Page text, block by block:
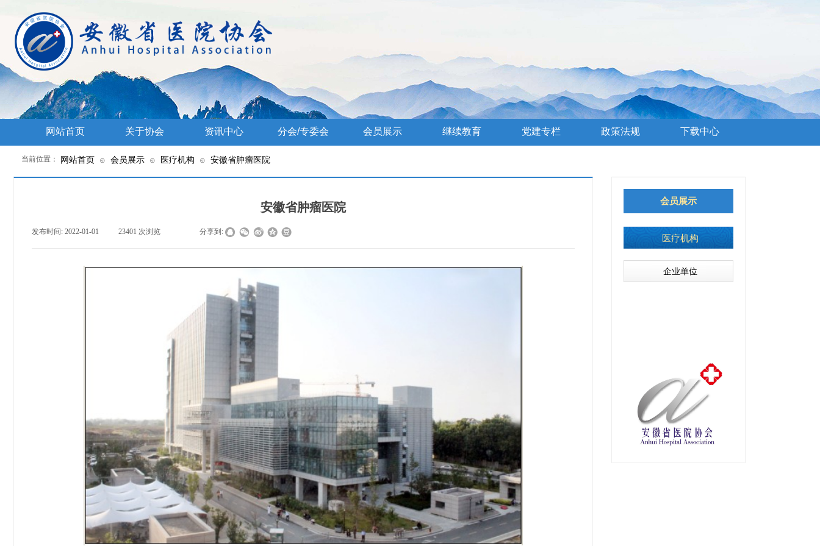
网站首页 关于协会 资讯中心 分会/专委会 会员展示 继续教育 党建专栏 政策法规 下载中心
网站首页 ⊙ 会员展示 ⊙ 医疗机构 ⊙ 安徽省肿瘤医院
当前位置：
医疗机构
企业单位
会员展示
安徽省肿瘤医院
发布时间: 2022-01-01 23401 次浏览 分享到: